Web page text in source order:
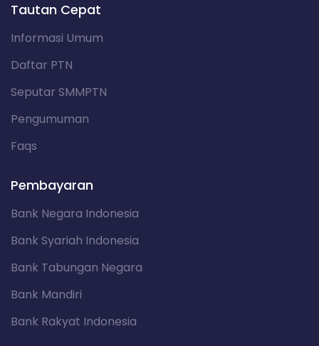
Tautan Cepat
Informasi Umum
Daftar PTN
Seputar SMMPTN
Pengumuman
Faqs
Pembayaran
Bank Negara Indonesia
Bank Syariah Indonesia
Bank Tabungan Negara
Bank Mandiri
Bank Rakyat Indonesia